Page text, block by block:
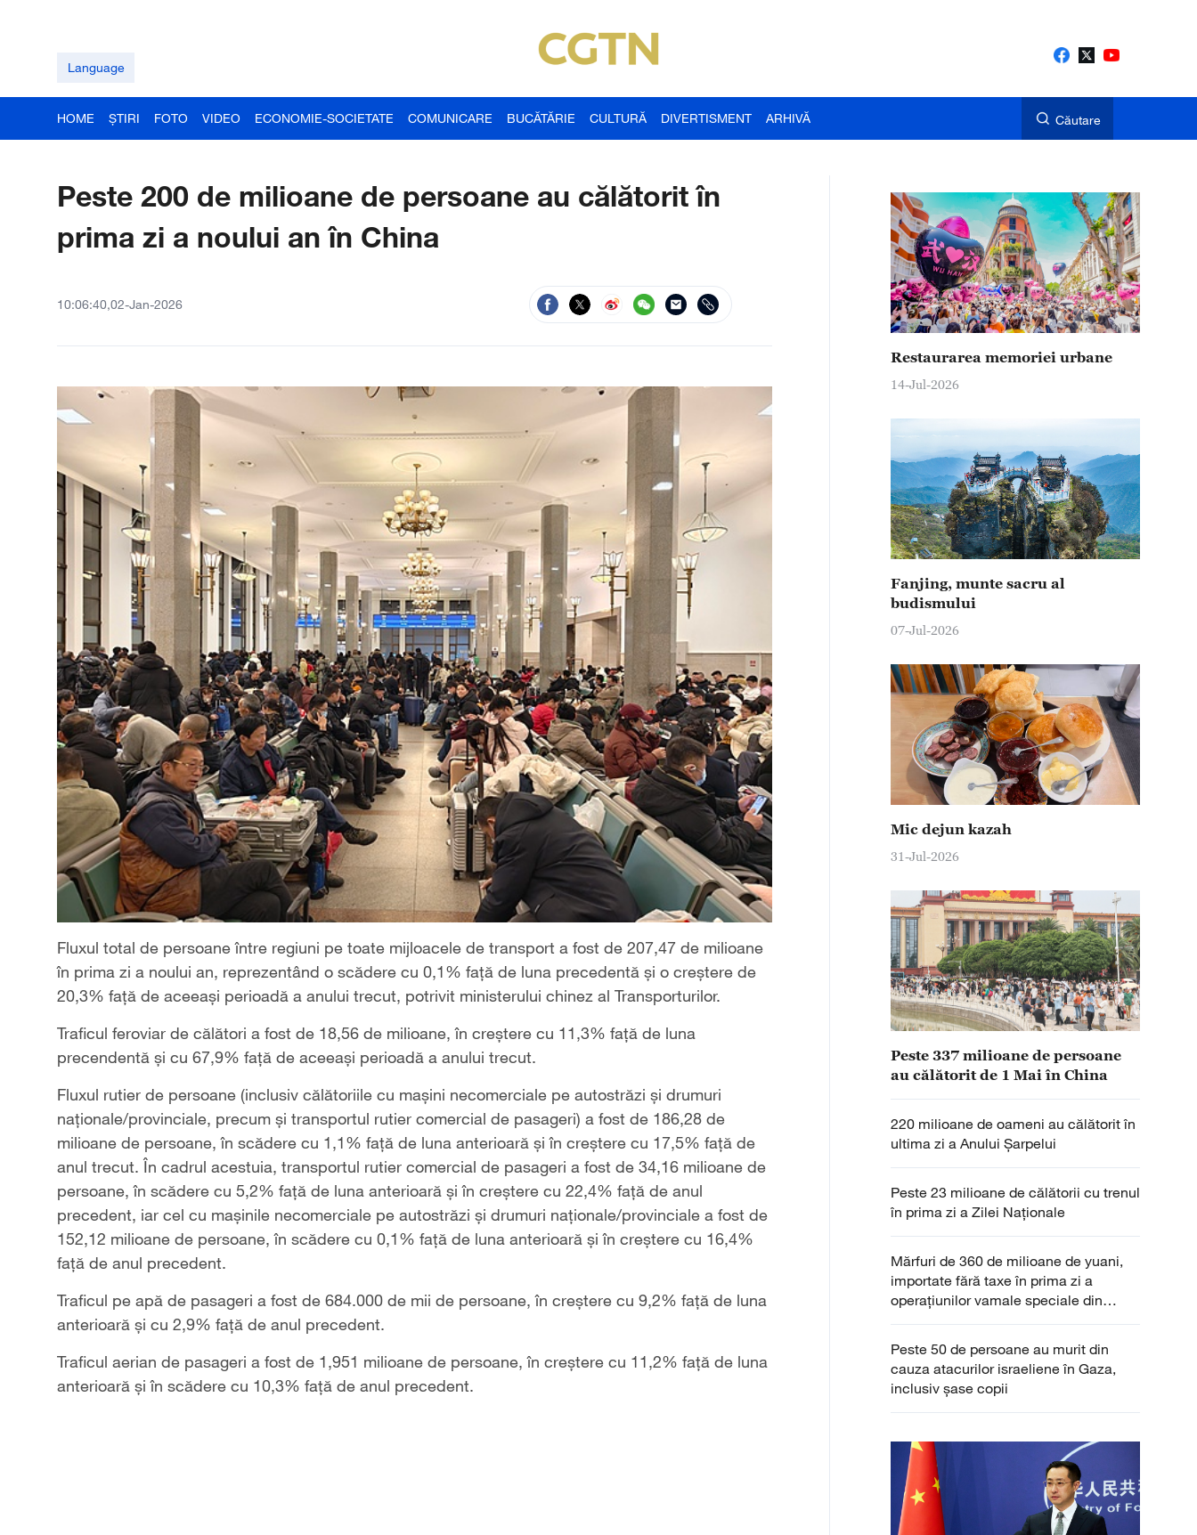
Language
HOME ȘTIRI FOTO VIDEO ECONOMIE-SOCIETATE COMUNICARE BUCĂTĂRIE CULTURĂ DIVERTISMENT ARHIVĂ Căutare
Peste 200 de milioane de persoane au călătorit în
prima zi a noului an în China
10:06:40,02-Jan-2026
Fluxul total de persoane între regiuni pe toate mijloacele de transport a fost de 207,47 de milioane
în prima zi a noului an, reprezentând o scădere cu 0,1% față de luna precedentă și o creștere de
20,3% față de aceeași perioadă a anului trecut, potrivit ministerului chinez al Transporturilor.
Traficul feroviar de călători a fost de 18,56 de milioane, în creștere cu 11,3% față de luna
precendentă și cu 67,9% față de aceeași perioadă a anului trecut.
Fluxul rutier de persoane (inclusiv călătoriile cu mașini necomerciale pe autostrăzi și drumuri
naționale/provinciale, precum și transportul rutier comercial de pasageri) a fost de 186,28 de
milioane de persoane, în scădere cu 1,1% față de luna anterioară și în creștere cu 17,5% față de
anul trecut. În cadrul acestuia, transportul rutier comercial de pasageri a fost de 34,16 milioane de
persoane, în scădere cu 5,2% față de luna anterioară și în creștere cu 22,4% față de anul
precedent, iar cel cu mașinile necomerciale pe autostrăzi și drumuri naționale/provinciale a fost de
152,12 milioane de persoane, în scădere cu 0,1% față de luna anterioară și în creștere cu 16,4%
față de anul precedent.
Traficul pe apă de pasageri a fost de 684.000 de mii de persoane, în creștere cu 9,2% față de luna
anterioară și cu 2,9% față de anul precedent.
Traficul aerian de pasageri a fost de 1,951 milioane de persoane, în creștere cu 11,2% față de luna
anterioară și în scădere cu 10,3% față de anul precedent.
Restaurarea memoriei urbane
14-Jul-2026
Fanjing, munte sacru al
budismului
07-Jul-2026
Mic dejun kazah
31-Jul-2026
Peste 337 milioane de persoane
au călătorit de 1 Mai în China
220 milioane de oameni au călătorit în
ultima zi a Anului Șarpelui
Peste 23 milioane de călătorii cu trenul
în prima zi a Zilei Naționale
Mărfuri de 360 de milioane de yuani,
importate fără taxe în prima zi a
operațiunilor vamale speciale din
Hainan
Peste 50 de persoane au murit din
cauza atacurilor israeliene în Gaza,
inclusiv șase copii